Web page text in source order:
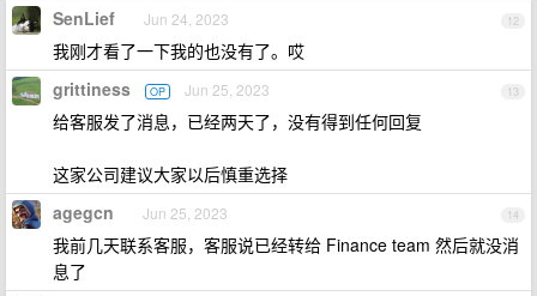
12
SenLief Jun 24, 2023
我刚才看了一下我的也没有了。哎
13
grittiness OP Jun 25, 2023
给客服发了消息，已经两天了，没有得到任何回复
这家公司建议大家以后慎重选择
14
agegcn Jun 25, 2023
我前几天联系客服，客服说已经转给 Finance team 然后就没消
息了